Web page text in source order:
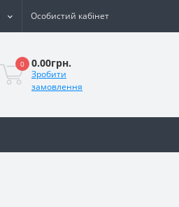
Особистий кабінет
0 0.00грн.
Зробити
замовлення